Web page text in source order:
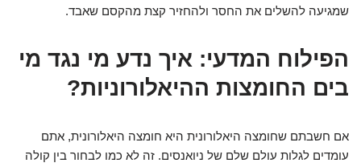
שמגיעה להשלים את החסר ולהחזיר קצת מהקסם שאבד.
הפילוח המדעי: איך נדע מי נגד מי
בים החומצות ההיאלורוניות?
אם חשבתם שחומצה היאלורונית היא חומצה היאלורונית, אתם
עומדים לגלות עולם שלם של ניואנסים. זה לא כמו לבחור בין קולה